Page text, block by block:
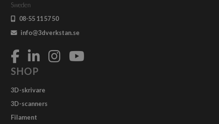
Sweden
08-55 11 57 50
info@3dverkstan.se
SHOP
3D-skrivare
3D-scanners
Filament